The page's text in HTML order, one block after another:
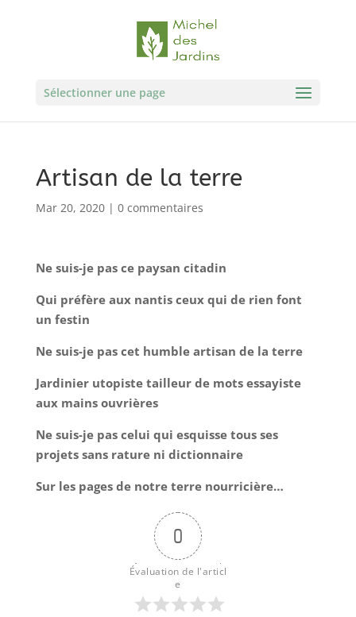
Sélectionner une page
Artisan de la terre
Mar 20, 2020| 0 commentaires
Ne suis-je pas ce paysan citadin
Qui préfère aux nantis ceux qui de rien font
un festin
Ne suis-je pas cet humble artisan de la terre
Jardinier utopiste tailleur de mots essayiste
aux mains ouvrières
Ne suis-je pas celui qui esquisse tous ses
projets sans rature ni dictionnaire
Sur les pages de notre terre nourricière…
0
Évaluation de l'articl
e